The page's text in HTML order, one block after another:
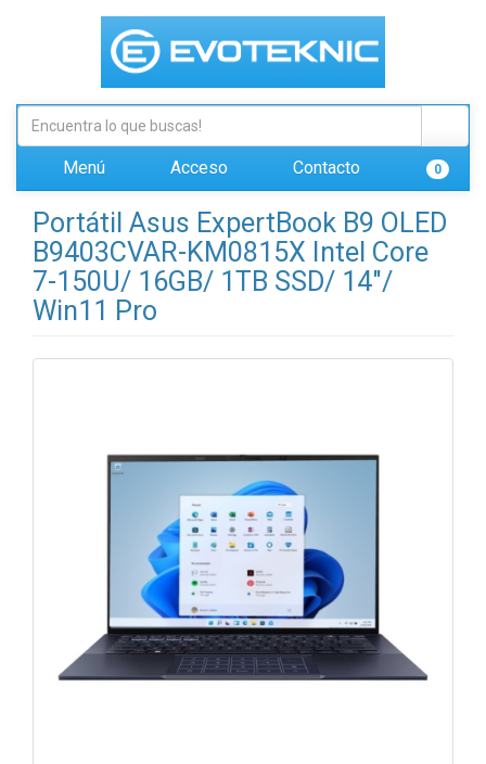
Menú Acceso Contacto 0
Portátil Asus ExpertBook B9 OLED
B9403CVAR-KM0815X Intel Core
7-150U/ 16GB/ 1TB SSD/ 14"/
Win11 Pro